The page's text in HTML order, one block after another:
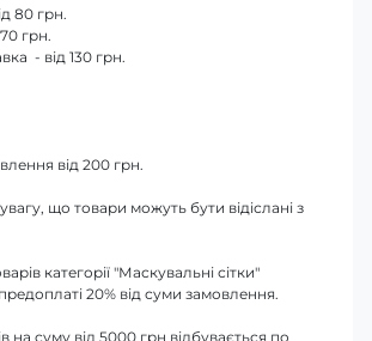
80 грн.
грн.
- від 130 грн.
від 200 грн.
що товари можуть бути відіслані з
категорії "Маскувальні сітки"
20% від суми замовлення.
на суму від 5000 грн відбувається по